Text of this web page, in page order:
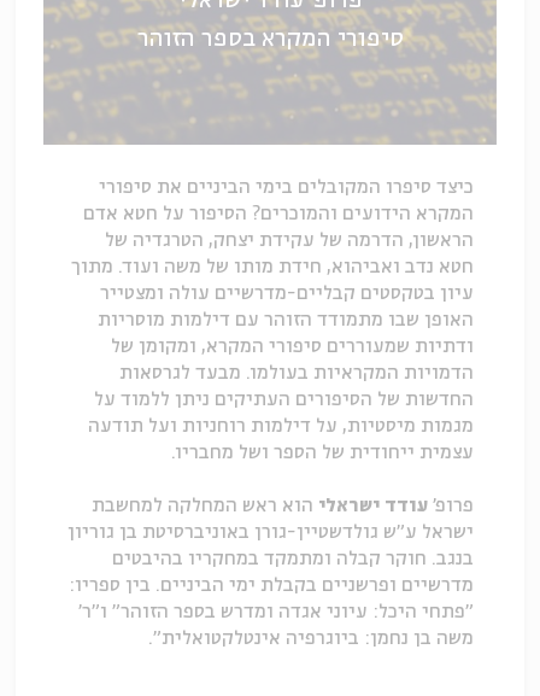
סיפורי המקרא בספר הזוהר
כיצד סיפרו המקובלים בימי הביניים את סיפורי
המקרא הידועים והמוכרים? הסיפור על חטא אדם
הראשון, הדרמה של עקידת יצחק, הטרגדיה של
חטא נדב ואביהוא, חידת מותו של משה ועוד. מתוך
עיון בטקסטים קבליים-מדרשיים עולה ומצטייר
האופן שבו מתמודד הזוהר עם דילמות מוסריות
ודתיות שמעוררים סיפורי המקרא, ומקומן של
הדמויות המקראיות בעולמו. מבעד לגרסאות
החדשות של הסיפורים העתיקים ניתן ללמוד על
מגמות מיסטיות, על דילמות רוחניות ועל תודעה
עצמית ייחודית של הספר ושל מחבריו.
פרופ' עודד ישראלי הוא ראש המחלקה למחשבת
ישראל ע"ש גולדשטיין-גורן באוניברסיטת בן גוריון
בנגב. חוקר קבלה ומתמקד במחקריו בהיבטים
מדרשיים ופרשניים בקבלת ימי הביניים. בין ספריו:
"פתחי היכל: עיוני אגדה ומדרש בספר הזוהר" ו"ר'
משה בן נחמן: ביוגרפיה אינטלקטואלית".